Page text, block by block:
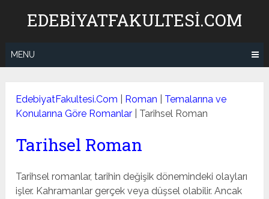
EDEBIYATFAKULTESI.COM
MENU
EdebiyatFakultesi.Com Roman
Temalarına ve
Konularına Göre Romanlar
Tarihsel Roman
Tarihsel Roman
Tarihsel romanlar, tarihin değişik dönemindeki olayları
işler. Kahramanlar gerçek veya düşsel olabilir. Ancak